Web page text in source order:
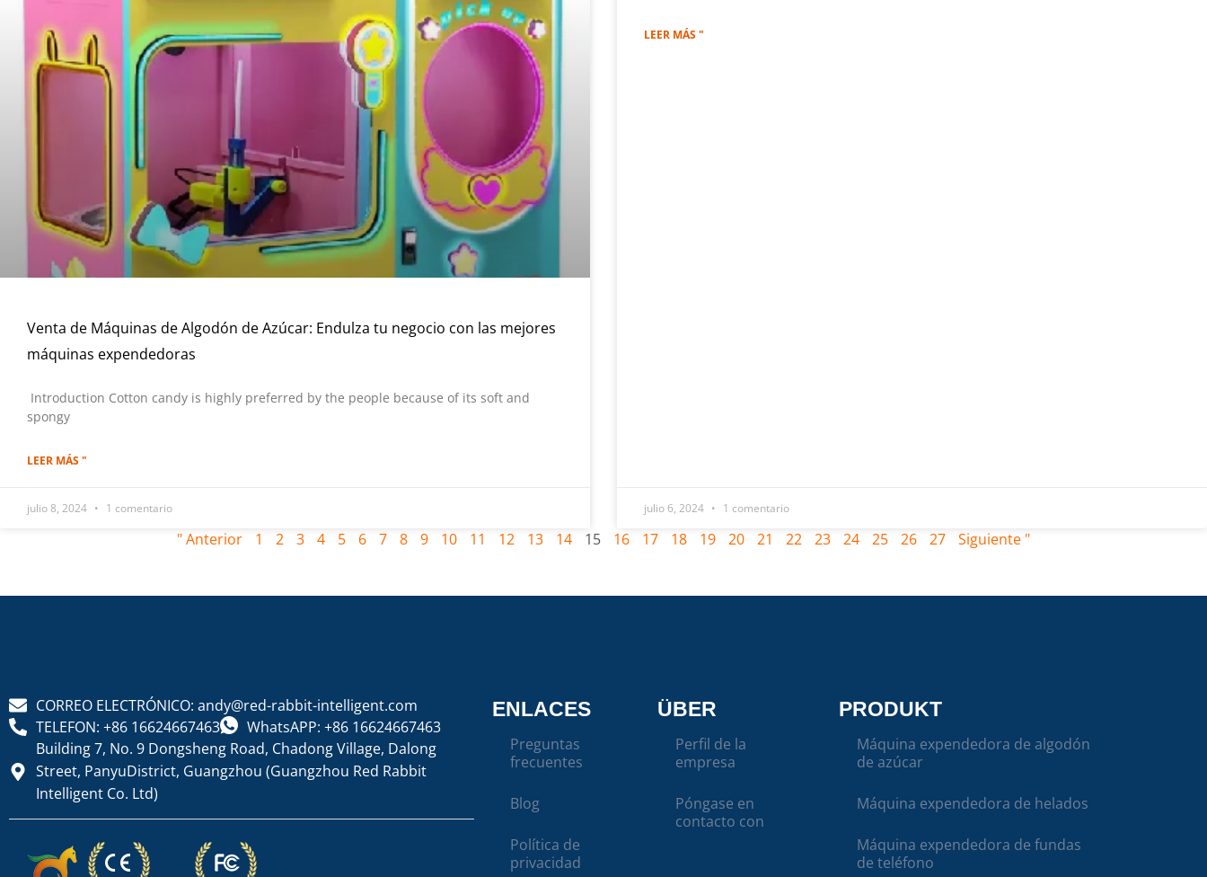
Venta de Máquinas de Algodón de Azúcar: Endulza tu negocio con las mejores
máquinas expendedoras
Introduction Cotton candy is highly preferred by the people because of its soft and
spongy
LEER MÁS "
julio 8, 2024 1 comentario
LEER MÁS "
julio 6, 2024 1 comentario
" Anterior 1 2 3 4 5 6 7 8 9 10 11 12 13 14 15 16 17 18 19 20 21 22 23 24 25 26 27 Siguiente "
CORREO ELECTRÓNICO: andy@red-rabbit-intelligent.com
TELEFON: +86 16624667463
WhatsAPP: +86 16624667463
Building 7, No. 9 Dongsheng Road, Chadong Village, Dalong
Street, PanyuDistrict, Guangzhou (Guangzhou Red Rabbit
Intelligent Co. Ltd)
ENLACES
Preguntas
frecuentes
Blog
Política de
privacidad
ÜBER
Perfil de la
empresa
Póngase en
contacto con
PRODUKT
Máquina expendedora de algodón
de azúcar
Máquina expendedora de helados
Máquina expendedora de fundas
de teléfono